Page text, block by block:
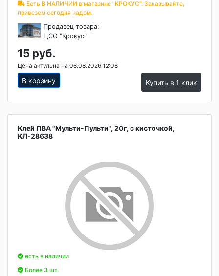
Есть В НАЛИЧИИ в магазине "КРОКУС". Заказывайте,
привезем сегодня надом.
Продавец товара:
ЦСО "Крокус"
15 руб.
Цена актульна на 08.08.2026 12:08
В корзину Купить в 1 клик
Клей ПВА "Мульти-Пульти", 20г, с кисточкой,
КЛ-28638
есть в наличии
Более 3 шт.